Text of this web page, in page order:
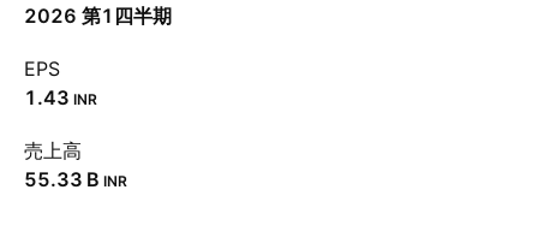
2026 第1四半期
EPS
1.43 INR
売上高
‪55.33 B‬ INR